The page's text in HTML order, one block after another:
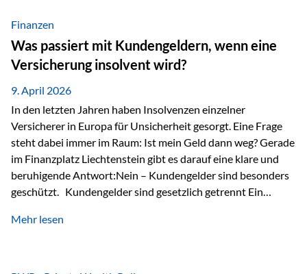
Fokus stehen Unternehmen, deren Börsenkurs unter ihrem
inneren Wert liegt. Neben klassischen
Bewertungskennzahlen werden auch qualitative Faktoren
wie Geschäftsmodell, Wettbewerbsvorteile und
Managementqualität…
Finanzen
Was passiert mit Kundengeldern, wenn eine
Versicherung insolvent wird?
9. April 2026
In den letzten Jahren haben Insolvenzen einzelner
Versicherer in Europa für Unsicherheit gesorgt. Eine Frage
steht dabei immer im Raum: Ist mein Geld dann weg? Gerade
im Finanzplatz Liechtenstein gibt es darauf eine klare und
beruhigende Antwort:Nein – Kundengelder sind besonders
geschützt. Kundengelder sind gesetzlich getrennt Ein
sogenannte Sondermasse. Das bedeutet:Die
Mehr lesen